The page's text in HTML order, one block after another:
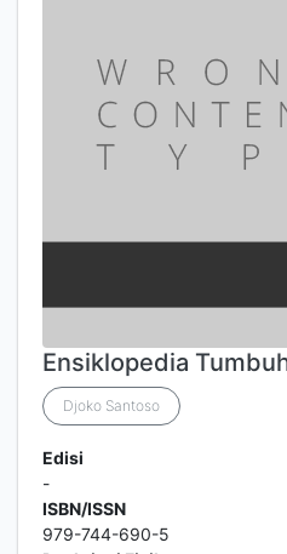
Ensiklopedia
Djoko Santoso
Edisi
-
ISBN/ISSN
979-744-690-5